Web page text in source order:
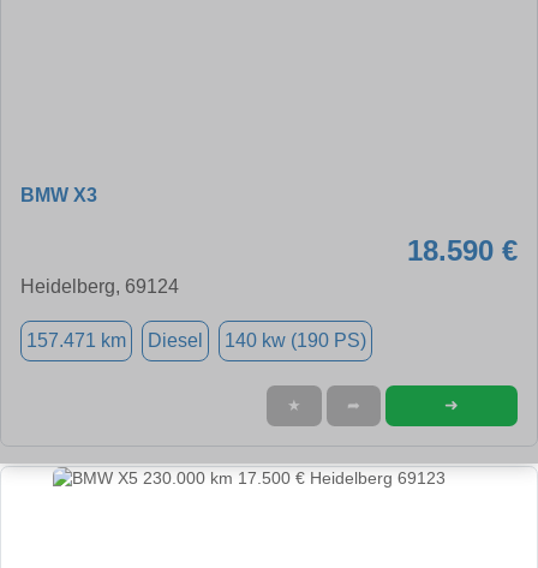
BMW X3
18.590 €
Heidelberg, 69124
157.471 km Diesel 140 kw (190 PS)
★ ➦ ➜